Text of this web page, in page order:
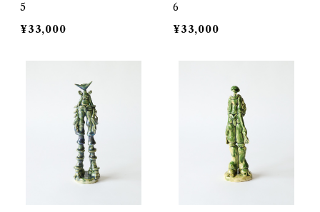
5
¥33,000
6
¥33,000